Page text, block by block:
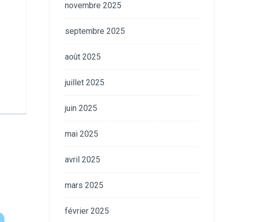
novembre 2025
septembre 2025
août 2025
juillet 2025
juin 2025
mai 2025
avril 2025
mars 2025
février 2025